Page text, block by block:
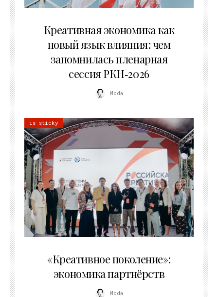
Креативная экономика как
новый язык влияния: чем
запомнилась пленарная
сессия РКН‑2026
Moda
is sticky
«Креативное поколение»:
экономика партнёрств
Moda